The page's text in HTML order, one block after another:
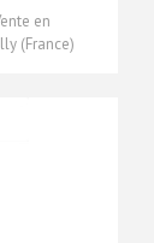
en
(France)